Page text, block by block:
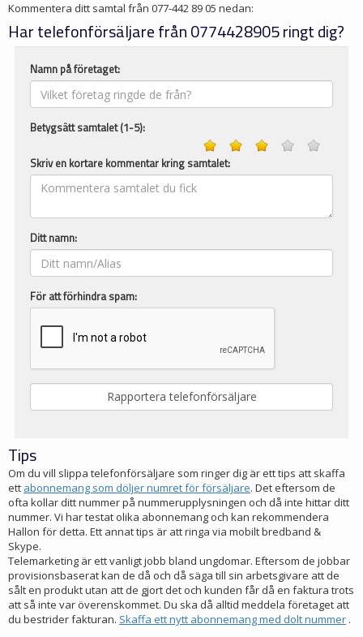
Kommentera ditt samtal från 077-442 89 05 nedan:
Har telefonförsäljare från 0774428905 ringt dig?
Namn på företaget:
Betygsätt samtalet (1-5):
Skriv en kortare kommentar kring samtalet:
Ditt namn:
För att förhindra spam:
Tips
Om du vill slippa telefonförsäljare som ringer dig är ett tips att skaffa
ett abonnemang som döljer numret för försäljare. Det eftersom de
ofta kollar ditt nummer på nummerupplysningen och då inte hittar ditt
nummer. Vi har testat olika abonnemang och kan rekommendera
Hallon för detta. Ett annat tips är att ringa via mobilt bredband &
Skype.
Telemarketing är ett vanligt jobb bland ungdomar. Eftersom de jobbar
provisionsbaserat kan de då och då säga till sin arbetsgivare att de
sålt en produkt utan att de gjort det och kunden får då en faktura trots
att så inte var överenskommet. Du ska då alltid meddela företaget att
du bestrider fakturan. Skaffa ett nytt abonnemang med dolt nummer .